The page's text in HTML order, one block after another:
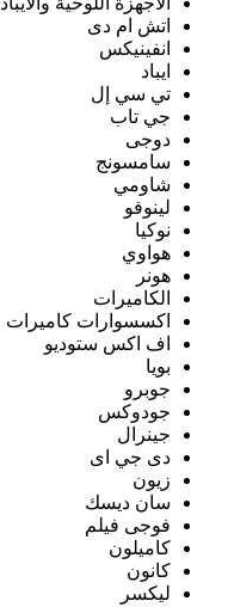
اتش ام دى
انفينيكس
ايباد
تي سي إل
جي تاب
دوجى
سامسونج
شاومي
لينوفو
نوكيا
هواوي
هونر
الكاميرات
اكسسوارات كاميرات
اف اكس ستوديو
بويا
جوبرو
جودوكس
جينرال
دى جي اى
زيون
سان ديسك
فوجى فيلم
كاميلون
كانون
ليكسر